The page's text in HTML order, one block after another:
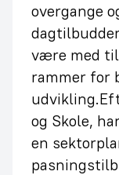
overgange
være med
rammer for
og Skole,
en